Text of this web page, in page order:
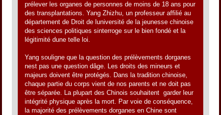
prélever les organes de personnes de moins de 18 ans pour
des transplantations. Yang Zhizhu, un professeur affilié au
département de Droit de luniversité de la jeunesse chinoise
des sciences politiques sinterroge sur le bien fondé et la
légitimité dune telle loi.
Yang souligne que la question des prélèvements dorganes
nest pas une question dâge. Les droits des mineurs et
majeurs doivent être protégés. Dans la tradition chinoise,
chaque partie du corps vient de nos parents et ne doit pas
être séparée. La plupart des Chinois souhaitent garder leur
intégrité physique après la mort. Par voie de conséquence,
la majorité des prélèvements dorganes en Chine sont